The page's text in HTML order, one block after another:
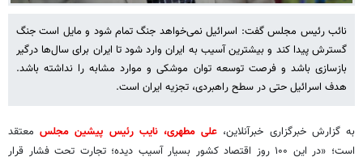
نائب رئیس مجلس گفت: اسرائیل نمی‌خواهد جنگ تمام شود و مایل است جنگ
گسترش پیدا کند و بیشترین آسیب به ایران وارد شود تا ایران برای سال‌ها درگیر
بازسازی باشد و فرصت توسعه توان موشکی و موارد مشابه را نداشته باشد.
هدف اسرائیل حتی در سطح راهبردی، تجزیه ایران است.
به گزارش خبرگزاری خبرآنلاین، علی مطهری، نایب رئیس پیشین مجلسمعتقد
است؛ «در این ۱۰۰ روز اقتصاد کشور بسیار آسیب دیده؛ تجارت تحت فشار قرار